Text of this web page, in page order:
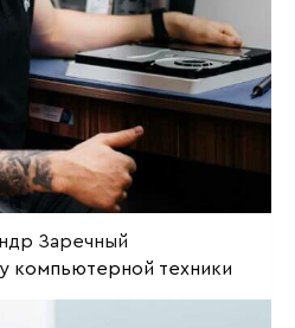
Заречный
компьютерной техники